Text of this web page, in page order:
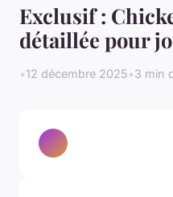
Exclusif :
détaillée pour
•12 décembre 2025•3 min